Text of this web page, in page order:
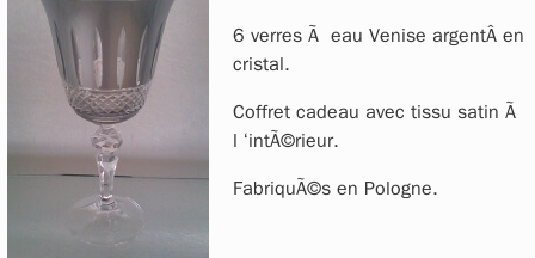
6 verres Ã eau Venise argentÂ en
cristal.
Coffret cadeau avec tissu satin Ã
l ‘intÃ©rieur.
FabriquÃ©s en Pologne.